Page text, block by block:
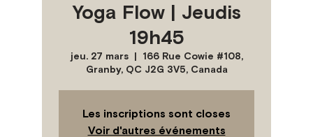
Yoga Flow | Jeudis
19h45
jeu. 27 mars
  |
166 Rue Cowie #108,
Granby, QC J2G 3V5, Canada
Les inscriptions sont closes
Voir d'autres événements